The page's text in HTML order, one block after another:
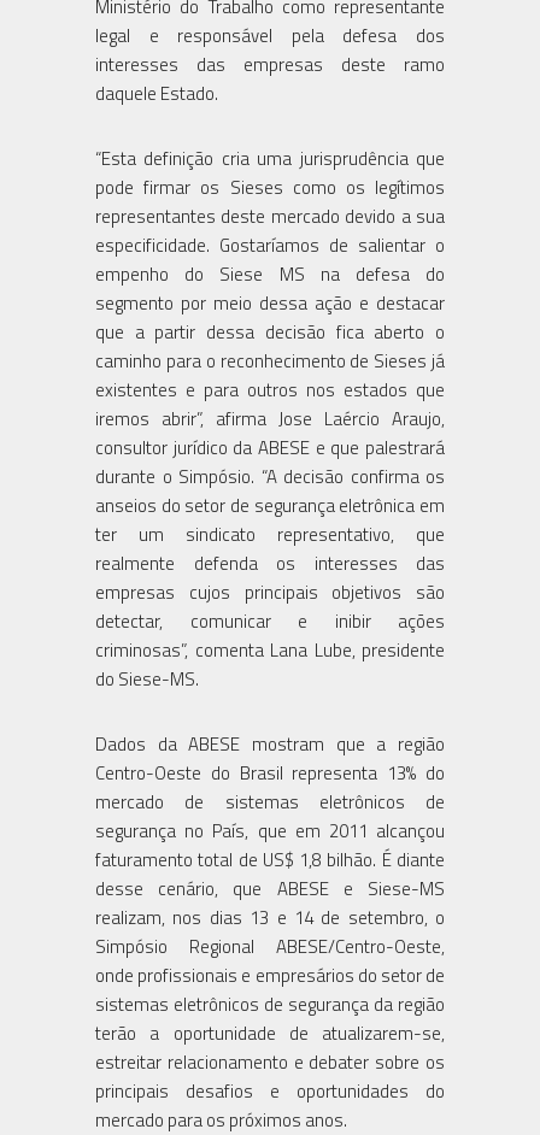
Ministério do Trabalho como representante
legal e responsável pela defesa dos
interesses das empresas deste ramo
daquele Estado.
“Esta definição cria uma jurisprudência que
pode firmar os Sieses como os legítimos
representantes deste mercado devido a sua
especificidade. Gostaríamos de salientar o
empenho do Siese MS na defesa do
segmento por meio dessa ação e destacar
que a partir dessa decisão fica aberto o
caminho para o reconhecimento de Sieses já
existentes e para outros nos estados que
iremos abrir”, afirma Jose Laércio Araujo,
consultor jurídico da ABESE e que palestrará
durante o Simpósio. “A decisão confirma os
anseios do setor de segurança eletrônica em
ter um sindicato representativo, que
realmente defenda os interesses das
empresas cujos principais objetivos são
detectar, comunicar e inibir ações
criminosas”, comenta Lana Lube, presidente
do Siese-MS.
Dados da ABESE mostram que a região
Centro-Oeste do Brasil representa 13% do
mercado de sistemas eletrônicos de
segurança no País, que em 2011 alcançou
faturamento total de US$ 1,8 bilhão. É diante
desse cenário, que ABESE e Siese-MS
realizam, nos dias 13 e 14 de setembro, o
Simpósio Regional ABESE/Centro-Oeste,
onde profissionais e empresários do setor de
sistemas eletrônicos de segurança da região
terão a oportunidade de atualizarem-se,
estreitar relacionamento e debater sobre os
principais desafios e oportunidades do
mercado para os próximos anos.